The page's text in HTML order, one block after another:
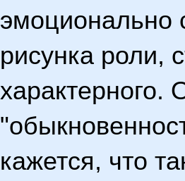
эмоционально
рисунка роли,
характерного.
кажется, что